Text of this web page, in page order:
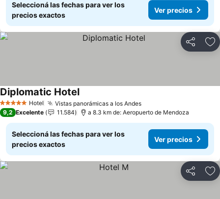
Seleccioná las fechas para ver los
precios exactos
Ver precios
Compartir
5 Estrellas Hotel Vistas panorámicas a los Andes
Diplomatic Hotel
9,2 Excelente 11.584 a 8.3 km de: Aeropuerto de Mendoza
Seleccioná las fechas para ver los
precios exactos
Ver precios
Compartir